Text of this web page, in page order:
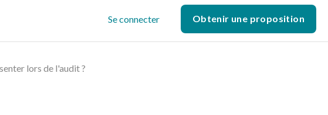
Se connecter Obtenir une proposition
lors de l'audit ?